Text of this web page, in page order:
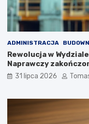
ADMINISTRACJA
Rewolucja w
Naprawczy
31 lipca 2026